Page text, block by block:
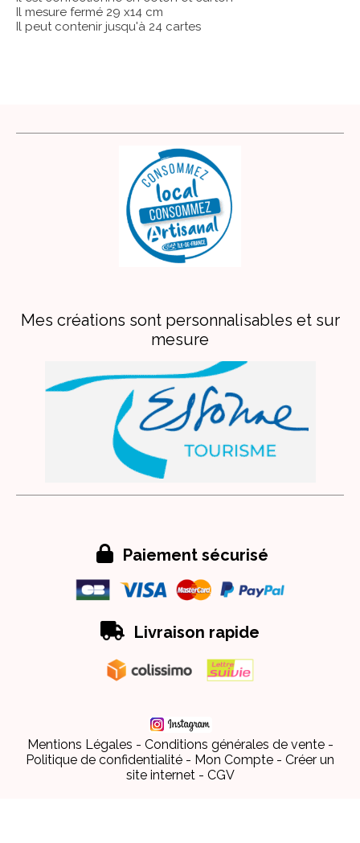
Il mesure fermé 29 x14 cm
Il peut contenir jusqu'à 24 cartes
Mes créations sont personnalisables et sur
mesure
 Paiement sécurisé
 Livraison rapide
Mentions Légales
Conditions générales de vente
Politique de confidentialité
Mon Compte
Créer un
site internet
CGV